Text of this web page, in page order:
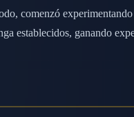
comenzó
establecidos, ganando